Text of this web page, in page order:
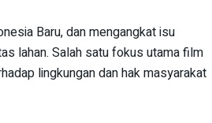
Baru, dan mengangkat isu
lahan. Salah satu fokus utama film
lingkungan dan hak masyarakat